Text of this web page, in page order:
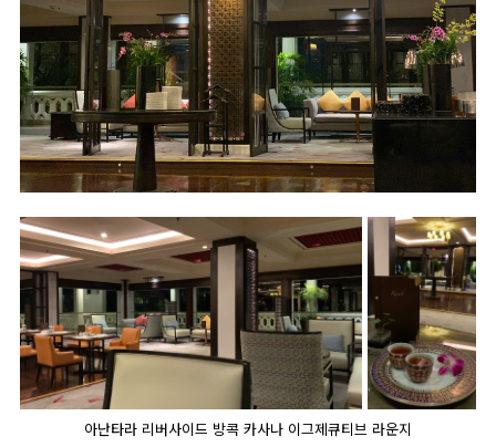
아난타라 리버사이드 방콕 카사나 이그제큐티브 라운지